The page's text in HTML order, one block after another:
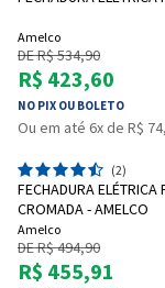
Amelco
DE R$ 534,90
R$ 423,60
NO PIX OU BOLETO
Ou em até 6x de R$
(2)
FECHADURA ELÉTRICA
CROMADA - AMELCO
Amelco
DE R$ 494,90
R$ 455,91